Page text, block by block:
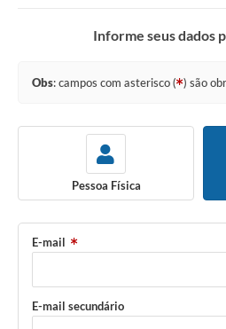
Informe seus dados
Obs: campos com asterisco ( ) são
Pessoa Física
E-mail
E-mail secundário